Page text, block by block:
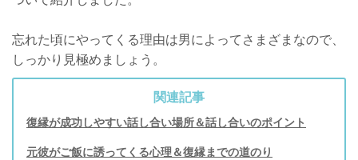
忘れた頃にやってくる理由は男によってさまざまなので、
しっかり見極めましょう。
関連記事
復縁が成功しやすい話し合い場所＆話し合いのポイント
元彼がご飯に誘ってくる心理＆復縁までの道のり